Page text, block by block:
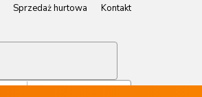
Sprzedaż hurtowa
Kontakt